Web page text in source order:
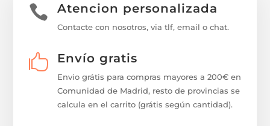
 Atencion personalizada
Contacte con nosotros, via tlf, email o chat.
 Envío gratis
Envio grátis para compras mayores a 200€ en
Comunidad de Madrid, resto de provincias se
calcula en el carrito (grátis según cantidad).